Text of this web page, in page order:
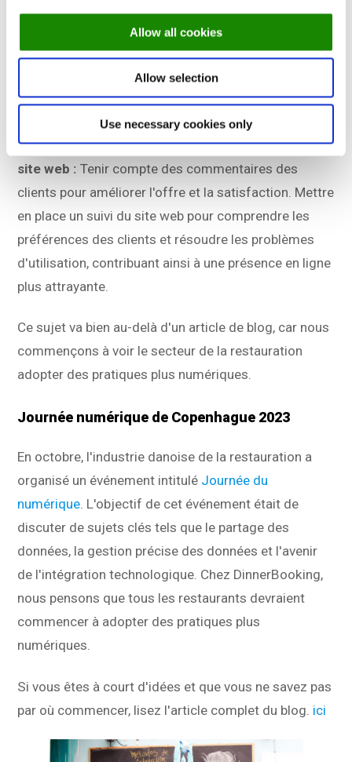
Allow all cookies
Allow selection
Use necessary cookies only
pour analyser les tendances des stocks, minimiser
les pénuries et réduire les déchets alimentaires.
Ajuster les commandes d'approvisionnement sur la
base des informations recueillies afin de garantir une
disponibilité optimale des ingrédients clés.
Commentaires des visiteurs et optimisation du
site web : Tenir compte des commentaires des
clients pour améliorer l'offre et la satisfaction. Mettre
en place un suivi du site web pour comprendre les
préférences des clients et résoudre les problèmes
d'utilisation, contribuant ainsi à une présence en ligne
plus attrayante.
Ce sujet va bien au-delà d'un article de blog, car nous
commençons à voir le secteur de la restauration
adopter des pratiques plus numériques.
Journée numérique de Copenhague 2023
En octobre, l'industrie danoise de la restauration a
organisé un événement intitulé Journée du
numérique. L'objectif de cet événement était de
discuter de sujets clés tels que le partage des
données, la gestion précise des données et l'avenir
de l'intégration technologique. Chez DinnerBooking,
nous pensons que tous les restaurants devraient
commencer à adopter des pratiques plus
numériques.
Si vous êtes à court d'idées et que vous ne savez pas
par où commencer, lisez l'article complet du blog. ici